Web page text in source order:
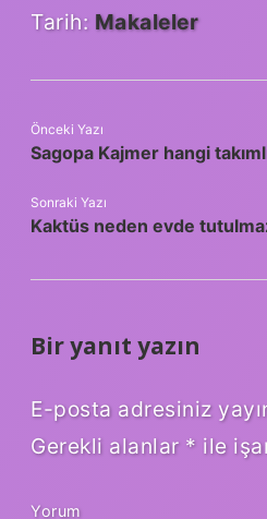
Tarih: Makaleler
Önceki Yazı
Sagopa Kajmer hangi
Sonraki Yazı
Kaktüs neden evde
Bir yanıt yazın
E-posta adresiniz
Gerekli alanlar * ile
Yorum